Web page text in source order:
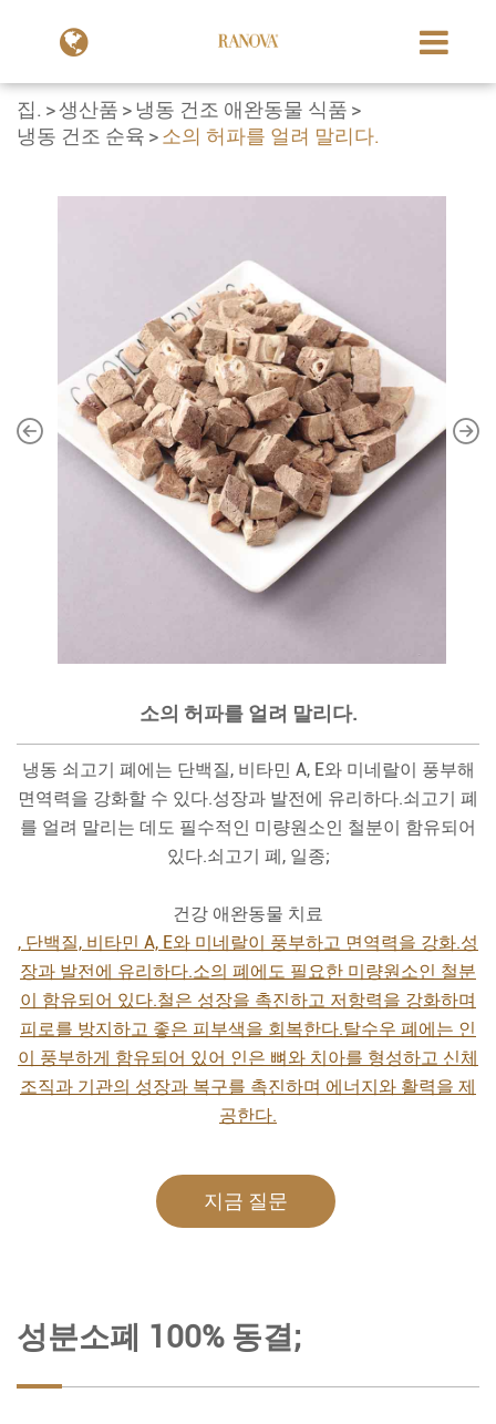
집. 생산품
냉동 건조 애완동물 식품
냉동 건조 순육
소의 허파를 얼려 말리다.
소의 허파를 얼려 말리다.
냉동 쇠고기 폐에는 단백질, 비타민 A, E와 미네랄이 풍부해
면역력을 강화할 수 있다.성장과 발전에 유리하다.쇠고기 폐
를 얼려 말리는 데도 필수적인 미량원소인 철분이 함유되어
있다.쇠고기 폐, 일종;
건강 애완동물 치료
, 단백질, 비타민 A, E와 미네랄이 풍부하고 면역력을 강화.성
장과 발전에 유리하다.소의 폐에도 필요한 미량원소인 철분
이 함유되어 있다.철은 성장을 촉진하고 저항력을 강화하며
피로를 방지하고 좋은 피부색을 회복한다.탈수우 폐에는 인
이 풍부하게 함유되어 있어 인은 뼈와 치아를 형성하고 신체
조직과 기관의 성장과 복구를 촉진하며 에너지와 활력을 제
공한다.
지금 질문
성분소폐 100% 동결;